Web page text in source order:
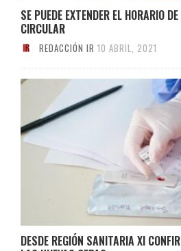
SE PUEDE EXTENDER EL HORARIO
CIRCULAR
REDACCIÓN IR 10 ABRIL, 2021
DESDE REGIÓN SANITARIA XI